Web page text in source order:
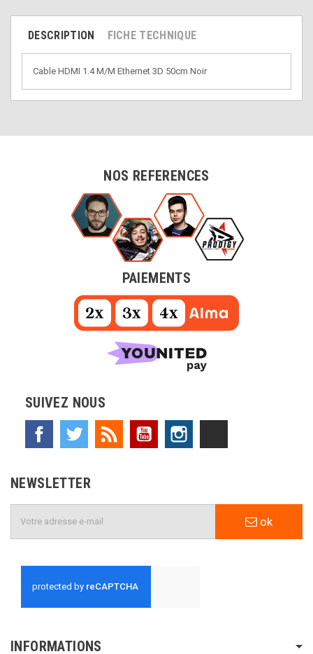
DESCRIPTION FICHE TECHNIQUE
Cable HDMI 1.4 M/M Ethernet 3D 50cm Noir
NOS REFERENCES
PAIEMENTS
SUIVEZ NOUS
Facebook Twitter Rss YouTube
NEWSLETTER
ok
INFORMATIONS